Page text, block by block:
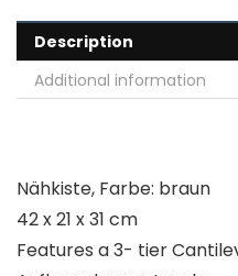
Description
Additional information
Nähkiste, Farbe: braun
42 x 21 x 31 cm
Features a 3- tier